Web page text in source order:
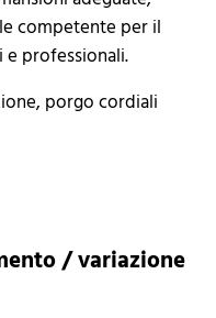
competente per il
professionali.
porgo cordiali
/ variazione